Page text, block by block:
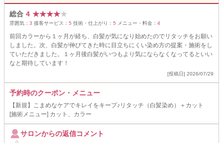
総合 4 ★★★★★
雰囲気： 3 接客サービス： 5 技術・仕上がり： 5 メニュー・料金： 4
前回カラーから１ヶ月が経ち、白髪が気になり始めたのでリタッチをお願い
しました。次、白髪が伸びてきた時に目立ちにくい染め方の提案・施術をし
ていただきました。１ヶ月後白髪がいつもより気にならなくなってるといい
なと期待しています！
[投稿日] 2026/07/29
予約時のクーポン・メニュー
【新規】こまめなケアでキレイをキープ♪リタッチ（白髪染め）＋カット
[施術メニュー] カット、カラー
サロンからの返信コメント